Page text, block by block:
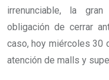
irrenunciable, la
obligación de cerrar
caso, hoy miércoles 30
atención de malls y